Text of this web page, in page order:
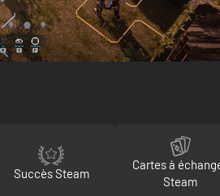
Succès Steam
Cartes à
Steam